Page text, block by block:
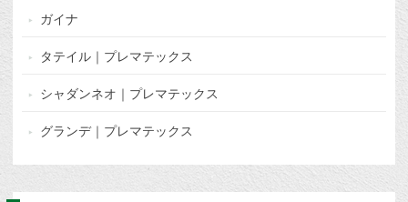
ガイナ
タテイル｜プレマテックス
シャダンネオ｜プレマテックス
グランデ｜プレマテックス